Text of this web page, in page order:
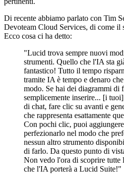
Di recente abbiamo parlato con Tim
Devoteam Cloud Services, di come il
Ecco cosa ci ha detto:
"Lucid trova sempre nuovi
strumenti. Quello che l'IA sta
fantastico! Tutto il tempo
tramite IA è tempo e denaro
modo. Se hai dei diagrammi di
semplicemente inserire... [i
di chat, fare clic su avanti e
che rappresenta esattamente
Con pochi clic, puoi
perfezionarlo nel modo che
nessun altro strumento
di farlo. Da questo punto di
Non vedo l'ora di scoprire tutte
che l'IA porterà a Lucid Suite!"